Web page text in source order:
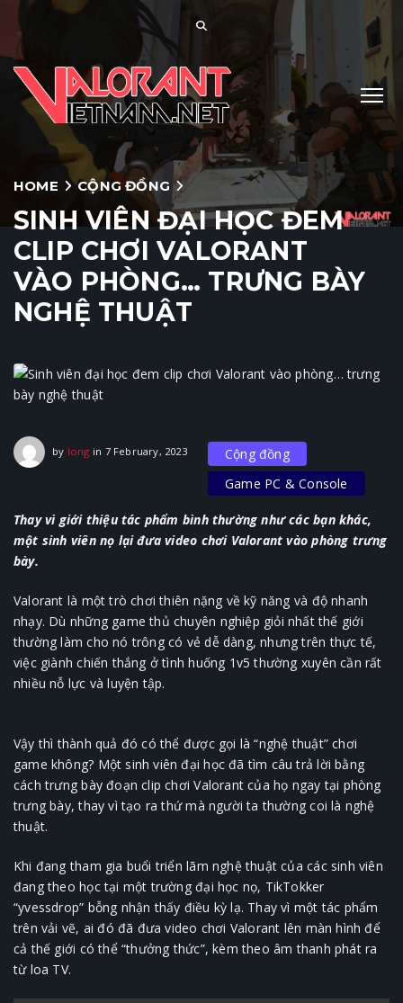
HOME CỘNG ĐỒNG
SINH VIÊN ĐẠI HỌC ĐEM
CLIP CHƠI VALORANT
VÀO PHÒNG… TRƯNG BÀY
NGHỆ THUẬT
by long in 7 February, 2023 6 February, 2023
Cộng đồng
Game PC & Console
Thay vì giới thiệu tác phẩm bình thường như các bạn khác,
một sinh viên nọ lại đưa video chơi Valorant vào phòng trưng
bày.
Valorant là một trò chơi thiên nặng về kỹ năng và độ nhanh
nhạy. Dù những game thủ chuyên nghiệp giỏi nhất thế giới
thường làm cho nó trông có vẻ dễ dàng, nhưng trên thực tế,
việc giành chiến thắng ở tình huống 1v5 thường xuyên cần rất
nhiều nỗ lực và luyện tập.
Vậy thì thành quả đó có thể được gọi là “nghệ thuật” chơi
game không? Một sinh viên đại học đã tìm câu trả lời bằng
cách trưng bày đoạn clip chơi Valorant của họ ngay tại phòng
trưng bày, thay vì tạo ra thứ mà người ta thường coi là nghệ
thuật.
Khi đang tham gia buổi triển lãm nghệ thuật của các sinh viên
đang theo học tại một trường đại học nọ, TikTokker
“yvessdrop” bỗng nhận thấy điều kỳ lạ. Thay vì một tác phẩm
trên vải vẽ, ai đó đã đưa video chơi Valorant lên màn hình để
cả thế giới có thể “thưởng thức”, kèm theo âm thanh phát ra
từ loa TV.